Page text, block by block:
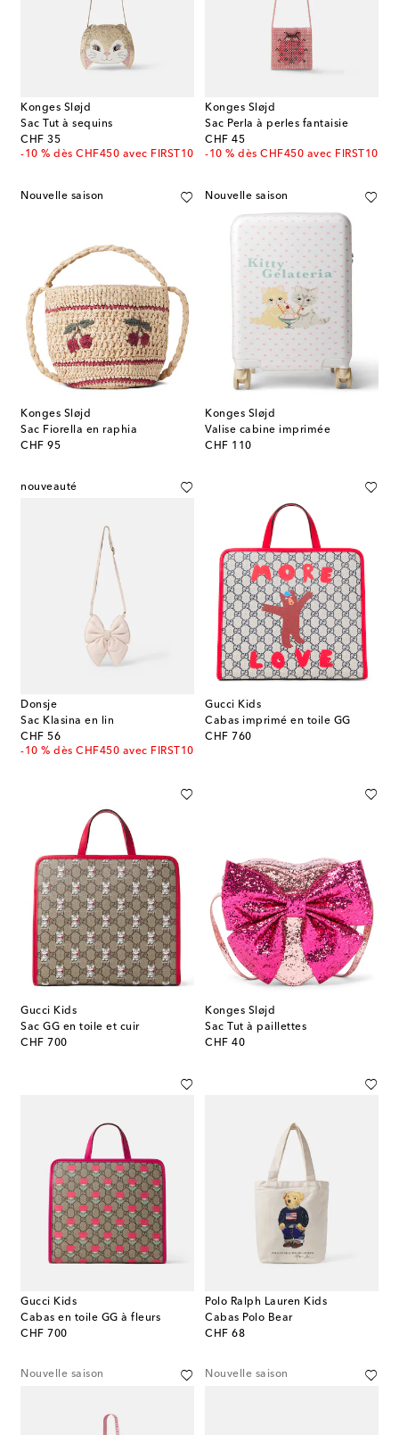
Konges Sløjd
Sac Tut à sequins
CHF 35
original price
-10 % dès CHF450 avec FIRST10
Konges Sløjd
Sac Perla à perles fantaisie
CHF 45
original price
-10 % dès CHF450 avec FIRST10
Nouvelle saison
Konges Sløjd
Sac Fiorella en raphia
CHF 95
original price
Nouvelle saison
Konges Sløjd
Valise cabine imprimée
CHF 110
original price
nouveauté
Donsje
Sac Klasina en lin
CHF 56
original price
-10 % dès CHF450 avec FIRST10
Gucci Kids
Cabas imprimé en toile GG
CHF 760
original price
Gucci Kids
Sac GG en toile et cuir
CHF 700
original price
Konges Sløjd
Sac Tut à paillettes
CHF 40
original price
Gucci Kids
Cabas en toile GG à fleurs
CHF 700
original price
Polo Ralph Lauren Kids
Cabas Polo Bear
CHF 68
original price
Nouvelle saison Nouvelle saison